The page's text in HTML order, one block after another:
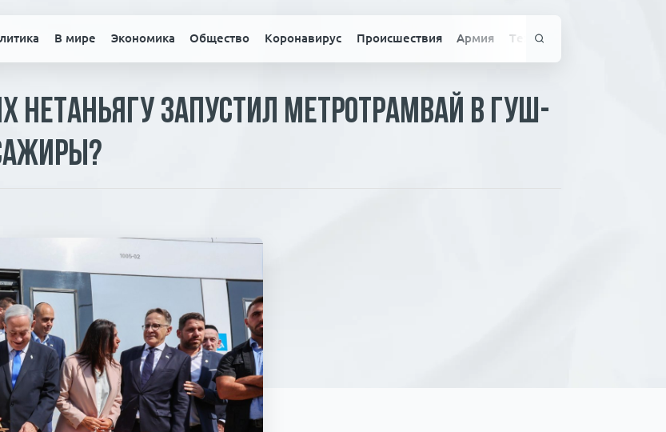
В мире Экономика Общество Коронавирус Происшествия Армия Технологии
Нетаньягу запустил метротрамвай в Гуш-